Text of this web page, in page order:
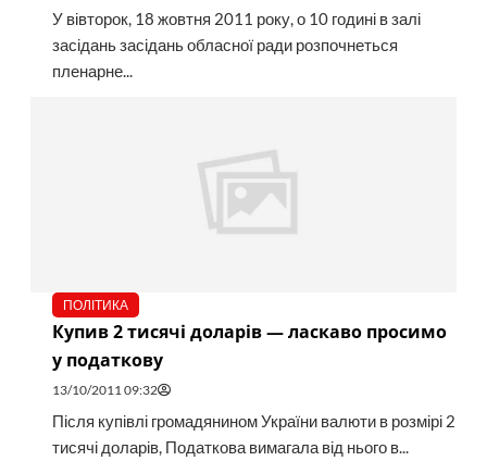
У вівторок, 18 жовтня 2011 року, о 10 годині в залі
засідань засідань обласної ради розпочнеться
пленарне...
ПОЛІТИКА
Купив 2 тисячі доларів — ласкаво просимо
у податкову
13/10/2011 09:32
Після купівлі громадянином України валюти в розмірі 2
тисячі доларів, Податкова вимагала від нього в...